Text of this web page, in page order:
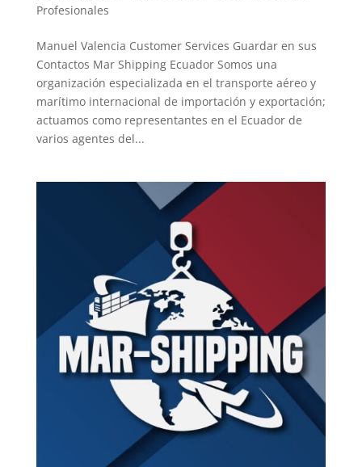
Profesionales
Manuel Valencia Customer Services Guardar en sus
Contactos Mar Shipping Ecuador Somos una
organización especializada en el transporte aéreo y
marítimo internacional de importación y exportación;
actuamos como representantes en el Ecuador de
varios agentes del...